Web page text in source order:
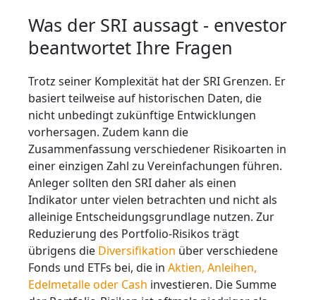
Was der SRI aussagt - envestor
beantwortet Ihre Fragen
Trotz seiner Komplexität hat der SRI Grenzen. Er
basiert teilweise auf historischen Daten, die
nicht unbedingt zukünftige Entwicklungen
vorhersagen. Zudem kann die
Zusammenfassung verschiedener Risikoarten in
einer einzigen Zahl zu Vereinfachungen führen.
Anleger sollten den SRI daher als einen
Indikator unter vielen betrachten und nicht als
alleinige Entscheidungsgrundlage nutzen. Zur
Reduzierung des Portfolio-Risikos trägt
übrigens die Diversifikation über verschiedene
Fonds und ETFs bei, die in Aktien, Anleihen,
Edelmetalle oder Cash investieren. Die Summe